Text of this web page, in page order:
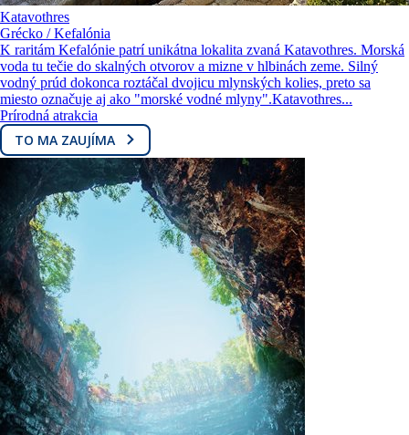
Katavothres
Grécko / Kefalónia
K raritám Kefalónie patrí unikátna lokalita zvaná Katavothres. Morská
voda tu tečie do skalných otvorov a mizne v hlbinách zeme. Silný
vodný prúd dokonca roztáčal dvojicu mlynských kolies, preto sa
miesto označuje aj ako "morské vodné mlyny".Katavothres...
Prírodná atrakcia
TO MA ZAUJÍMA